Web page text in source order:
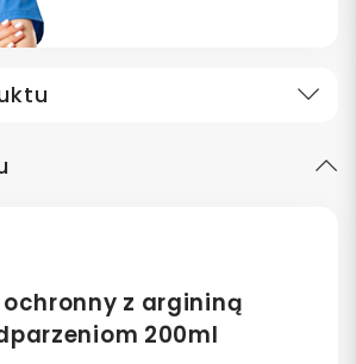
ochronny z argininą
200ml